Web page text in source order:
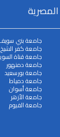
جامعة بني
جامعة كفر الشيخ
جامعة قناة
جامعة دمنهور
جامعة بورسعيد
جامعة دمياط
جامعة أسوان
جامعة الأزهر
جامعة الفيوم